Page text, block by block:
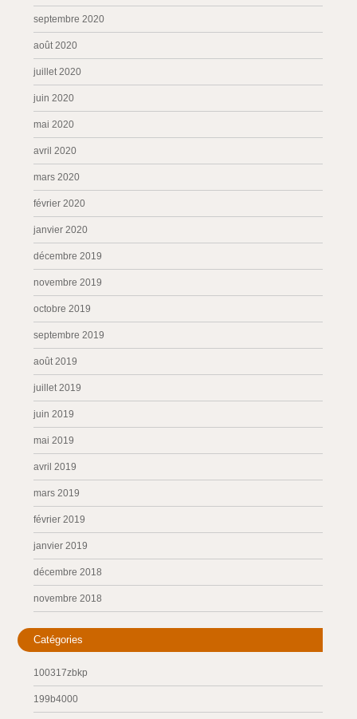
septembre 2020
août 2020
juillet 2020
juin 2020
mai 2020
avril 2020
mars 2020
février 2020
janvier 2020
décembre 2019
novembre 2019
octobre 2019
septembre 2019
août 2019
juillet 2019
juin 2019
mai 2019
avril 2019
mars 2019
février 2019
janvier 2019
décembre 2018
novembre 2018
Catégories
100317zbkp
199b4000